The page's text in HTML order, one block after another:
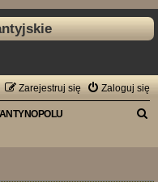
Zaloguj się
Zarejestruj się